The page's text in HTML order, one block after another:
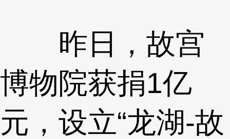
昨日，故宫
博物院获捐1亿
元，设立“龙湖-故